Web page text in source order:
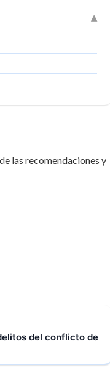
las recomendaciones y
del conflicto de